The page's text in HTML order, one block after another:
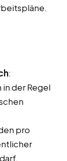
:
der Regel
pro